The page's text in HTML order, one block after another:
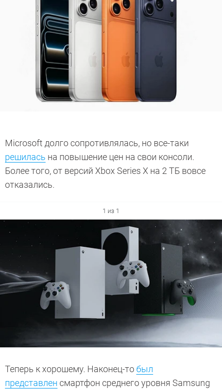
Microsoft долго сопротивлялась, но все-таки
решилась на повышение цен на свои консоли.
Более того, от версий Xbox Series X на 2 ТБ вовсе
отказались.
1 из 1
Теперь к хорошему. Наконец-тобыл
представлен смартфон среднего уровня Samsung